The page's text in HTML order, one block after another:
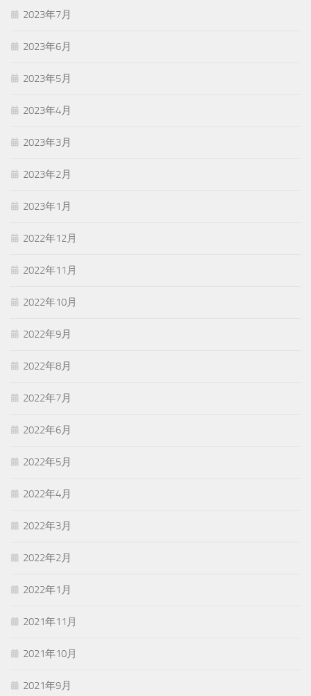
2023年7月
2023年6月
2023年5月
2023年4月
2023年3月
2023年2月
2023年1月
2022年12月
2022年11月
2022年10月
2022年9月
2022年8月
2022年7月
2022年6月
2022年5月
2022年4月
2022年3月
2022年2月
2022年1月
2021年11月
2021年10月
2021年9月